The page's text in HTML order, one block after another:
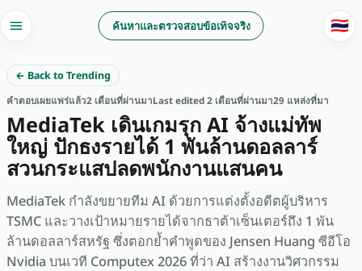
ค้นหาและตรวจสอบข้อเท็จจริง 🇹🇭
← Back to Trending
คำตอบเผยแพร่แล้ว2 เดือนที่ผ่านมาLast edited 2 เดือนที่ผ่านมา29 แหล่งที่มา
MediaTek เดินเกมรุก AI จ้างแม่ทัพ
ใหญ่ ปักธงรายได้ 1 พันล้านดอลลาร์
สวนกระแสปลดพนักงานแสนคน
MediaTek กำลังขยายทีม AI ด้วยการแต่งตั้งอดีตผู้บริหาร
TSMC และวางเป้าหมายรายได้จากธาต้าเซ็นเตอร์ถึง 1 พัน
ล้านดอลลาร์สหรัฐ ซึ่งตอกย้ำคำพูดของ Jensen Huang ซีอีโอ
Nvidia บนเวที Computex 2026 ที่ว่า AI สร้างงานวิศวกรรม